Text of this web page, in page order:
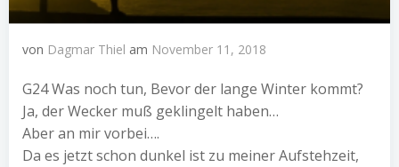
von Dagmar Thiel am November 11, 2018
G24 Was noch tun, Bevor der lange Winter kommt?
Ja, der Wecker muß geklingelt haben…
Aber an mir vorbei….
Da es jetzt schon dunkel ist zu meiner Aufstehzeit,